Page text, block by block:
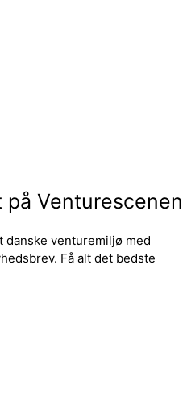
Venturescenen
danske venturemiljø med
Få alt det bedste